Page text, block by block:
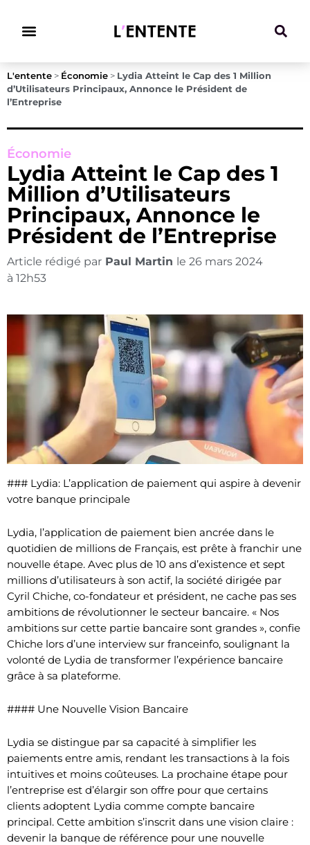
L'entente > Économie > Lydia Atteint le Cap des 1 Million
d’Utilisateurs Principaux, Annonce le Président de
l’Entreprise
Économie
Lydia Atteint le Cap des 1
Million d’Utilisateurs
Principaux, Annonce le
Président de l’Entreprise
Article rédigé par Paul Martin le 26 mars 2024
à 12h53
### Lydia: L’application de paiement qui aspire à devenir
votre banque principale
Lydia, l’application de paiement bien ancrée dans le
quotidien de millions de Français, est prête à franchir une
nouvelle étape. Avec plus de 10 ans d’existence et sept
millions d’utilisateurs à son actif, la société dirigée par
Cyril Chiche, co-fondateur et président, ne cache pas ses
ambitions de révolutionner le secteur bancaire. « Nos
ambitions sur cette partie bancaire sont grandes », confie
Chiche lors d’une interview sur franceinfo, soulignant la
volonté de Lydia de transformer l’expérience bancaire
grâce à sa plateforme.
#### Une Nouvelle Vision Bancaire
Lydia se distingue par sa capacité à simplifier les
paiements entre amis, rendant les transactions à la fois
intuitives et moins coûteuses. La prochaine étape pour
l’entreprise est d’élargir son offre pour que certains
clients adoptent Lydia comme compte bancaire
principal. Cette ambition s’inscrit dans une vision claire :
devenir la banque de référence pour une nouvelle